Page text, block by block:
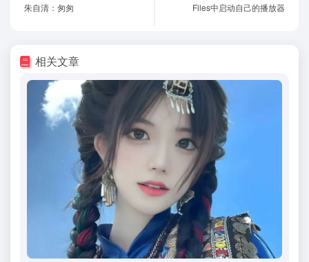
朱自清：匆匆 Files中启动自己的播放器
相关文章